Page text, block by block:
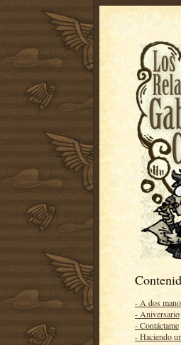
- A dos
- Aniversario
- Contáctame
- Haciendo